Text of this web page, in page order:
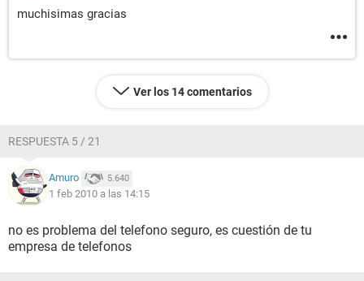
muchisimas gracias
Ver los 14 comentarios
RESPUESTA 5 / 21
Amuro 5.640
1 feb 2010 a las 14:15
no es problema del telefono seguro, es cuestión de tu
empresa de telefonos